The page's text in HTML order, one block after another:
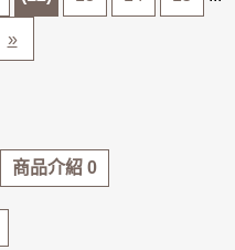
家長常問：
👉「YAMAHA 跟 KAWAI 哪
個比較好？」
»
商品介紹 0